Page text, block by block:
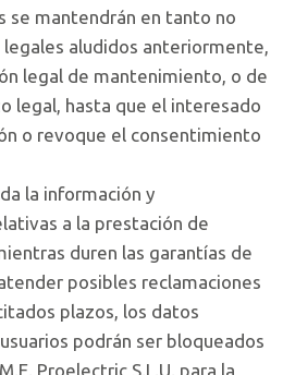
se mantendrán en tanto no
aludidos anteriormente,
legal de mantenimiento, o de
legal, hasta que el interesado
o revoque el consentimiento
la información y
a la prestación de
duren las garantías de
posibles reclamaciones
plazos, los datos
podrán ser bloqueados
Proelectric S.L.U. para la